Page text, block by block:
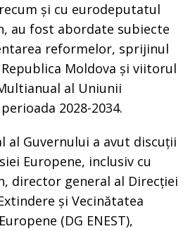
și cu eurodeputatul
au fost abordate subiecte
reformelor, sprijinul
Moldova și viitorul
al Uniunii
2028-2034.
al Guvernului a avut discuții
Europene, inclusiv cu
director general al Direcției
și Vecinătatea
(DG ENEST),